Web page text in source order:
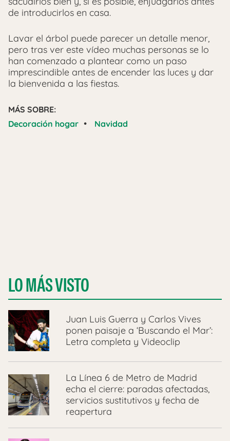
de introducirlos en casa.
Lavar el árbol puede parecer un detalle menor,
pero tras ver este vídeo muchas personas se lo
han comenzado a plantear como un paso
imprescindible antes de encender las luces y dar
la bienvenida a las fiestas.
MÁS SOBRE:
Decoración hogar • Navidad
LO MÁS VISTO
Juan Luis Guerra y Carlos Vives
ponen paisaje a ‘Buscando el Mar’:
Letra completa y Videoclip
La Línea 6 de Metro de Madrid
echa el cierre: paradas afectadas,
servicios sustitutivos y fecha de
reapertura